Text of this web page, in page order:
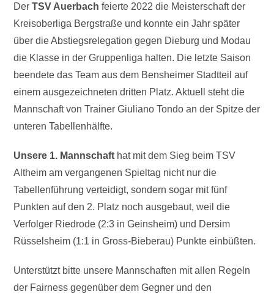
DerTSV Auerbachfeierte 2022 die Meisterschaft der
Kreisoberliga Bergstraße und konnte ein Jahr später
über die Abstiegsrelegation gegen Dieburg und Modau
die Klasse in der Gruppenliga halten. Die letzte Saison
beendete das Team aus dem Bensheimer Stadtteil auf
einem ausgezeichneten dritten Platz. Aktuell steht die
Mannschaft von Trainer Giuliano Tondo an der Spitze der
unteren Tabellenhälfte.
Unsere 1. Mannschaft hat mit dem Sieg beim TSV
Altheim am vergangenen Spieltag nicht nur die
Tabellenführung verteidigt, sondern sogar mit fünf
Punkten auf den 2. Platz noch ausgebaut, weil die
Verfolger Riedrode (2:3 in Geinsheim) und Dersim
Rüsselsheim (1:1 in Gross-Bieberau) Punkte einbüßten.
Unterstützt bitte unsere Mannschaften mit allen Regeln
der Fairness gegenüber dem Gegner und den